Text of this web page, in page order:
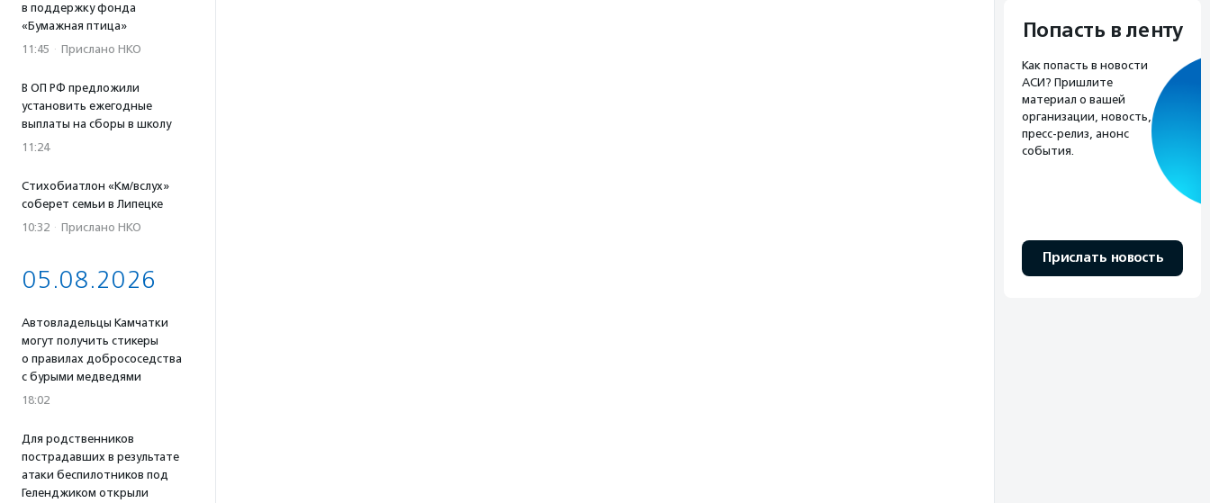
в поддержку фонда
«Бумажная птица»
11:45 · Прислано НКО
В ОП РФ предложили
установить ежегодные
выплаты на сборы в школу
11:24
Стихобиатлон «Км/вслух»
соберет семьи в Липецке
10:32 · Прислано НКО
05.08.2026
Автовладельцы Камчатки
могут получить стикеры
о правилах добрососедства
с бурыми медведями
18:02
Для родственников
пострадавших в результате
атаки беспилотников под
Геленджиком открыли
Попасть в ленту
Как попасть в новости
АСИ? Пришлите
материал о вашей
организации, новость,
пресс-релиз, анонс
события.
Прислать новость